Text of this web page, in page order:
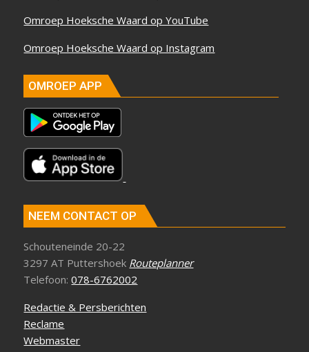
Omroep Hoeksche Waard op YouTube
Omroep Hoeksche Waard op Instagram
OMROEP APP
NEEM CONTACT OP
Schouteneinde 20-22
3297 AT Puttershoek Routeplanner
Telefoon:078-6762002
Redactie & Persberichten
Reclame
Webmaster